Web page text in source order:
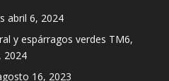
abril 6, 2024
y espárragos verdes TM6,
2024
16, 2023